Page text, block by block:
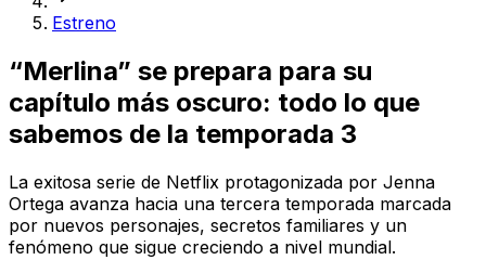
Estreno
“Merlina” se prepara para su
capítulo más oscuro: todo lo que
sabemos de la temporada 3
La exitosa serie de Netflix protagonizada por Jenna
Ortega avanza hacia una tercera temporada marcada
por nuevos personajes, secretos familiares y un
fenómeno que sigue creciendo a nivel mundial.